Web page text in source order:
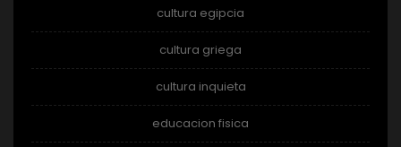
cultura egipcia
cultura griega
cultura inquieta
educacion fisica